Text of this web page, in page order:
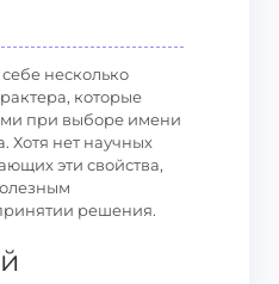
несколько
которые
при выборе имени
Хотя нет научных
эти свойства,
решения.